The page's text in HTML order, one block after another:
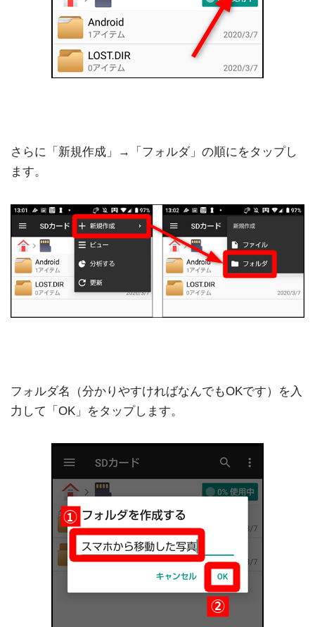
さらに「新規作成」→「フォルダ」の順にをタップし
ます。
フォルダ名（分かりやすければなんでもOKです）を入
力して「OK」をタップします。